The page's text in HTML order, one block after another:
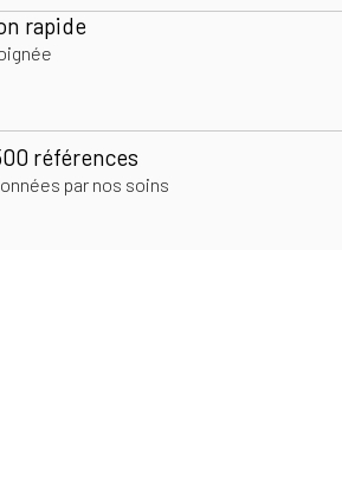
rapide
références
par nos soins